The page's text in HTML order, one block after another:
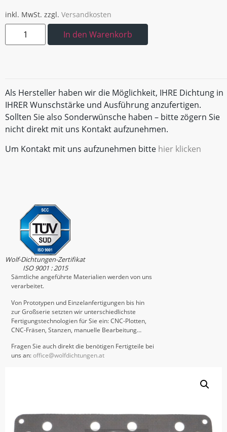
inkl. MwSt. zzgl. Versandkosten
In den Warenkorb
Als Hersteller haben wir die Möglichkeit, IHRE Dichtung in
IHRER Wunschstärke und Ausführung anzufertigen.
Sollten Sie also Sonderwünsche haben – bitte zögern Sie
nicht direkt mit uns Kontakt aufzunehmen.
Um Kontakt mit uns aufzunehmen bitte hier klicken
Wolf-Dichtungen-Zertifikat
ISO 9001 : 2015
Sämtliche angeführte Materialien werden von uns
verarbeitet.
Von Prototypen und Einzelanfertigungen bis hin
zur Großserie setzten wir unterschiedlichste
Fertigungstechnologien für Sie ein: CNC-Plotten,
CNC-Fräsen, Stanzen, manuelle Bearbeitung…
Fragen Sie auch direkt die benötigen Fertigteile bei
uns an:office@wolfdichtungen.at